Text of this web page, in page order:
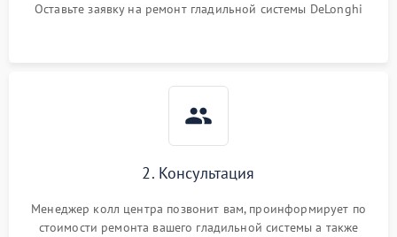
Оставьте заявку на ремонт гладильной системы DeLonghi
2. Консультация
Менеджер колл центра позвонит вам, проинформирует по
стоимости ремонта вашего гладильной системы а также